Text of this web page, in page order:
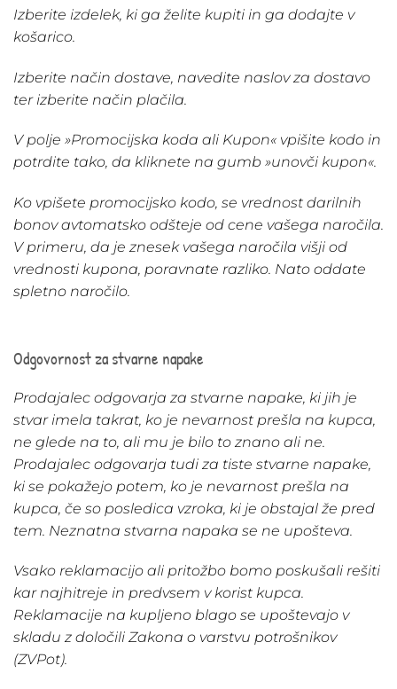
Izberite izdelek, ki ga želite kupiti in ga dodajte v
košarico.
Izberite način dostave, navedite naslov za dostavo
ter izberite način plačila.
V polje »Promocijska koda ali Kupon« vpišite kodo in
potrdite tako, da kliknete na gumb »unovči kupon«.
Ko vpišete promocijsko kodo, se vrednost darilnih
bonov avtomatsko odšteje od cene vašega naročila.
V primeru, da je znesek vašega naročila višji od
vrednosti kupona, poravnate razliko. Nato oddate
spletno naročilo.
Odgovornost za stvarne napake
Prodajalec odgovarja za stvarne napake, ki jih je
stvar imela takrat, ko je nevarnost prešla na kupca,
ne glede na to, ali mu je bilo to znano ali ne.
Prodajalec odgovarja tudi za tiste stvarne napake,
ki se pokažejo potem, ko je nevarnost prešla na
kupca, če so posledica vzroka, ki je obstajal že pred
tem. Neznatna stvarna napaka se ne upošteva.
Vsako reklamacijo ali pritožbo bomo poskušali rešiti
kar najhitreje in predvsem v korist kupca.
Reklamacije na kupljeno blago se upoštevajo v
skladu z določili Zakona o varstvu potrošnikov
(ZVPot).